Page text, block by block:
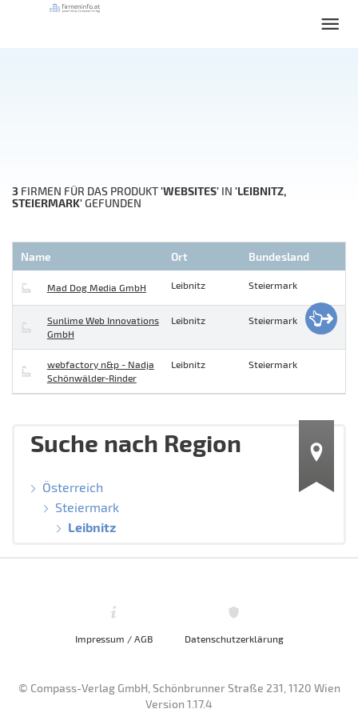
3 FIRMEN FÜR DAS PRODUKT'WEBSITES' IN 'LEIBNITZ,
STEIERMARK'GEFUNDEN
Name Ort Bundesland
Mad Dog Media GmbH Leibnitz Steiermark
Sunlime Web Innovations
GmbH
Leibnitz Steiermark
webfactory n&p - Nadja
Schönwälder-Rinder
Leibnitz Steiermark
Suche nach Region
Österreich
Steiermark
Leibnitz
Impressum / AGB Datenschutzerklärung
© Compass-Verlag GmbH, Schönbrunner Straße 231, 1120 Wien
Version 1.17.4